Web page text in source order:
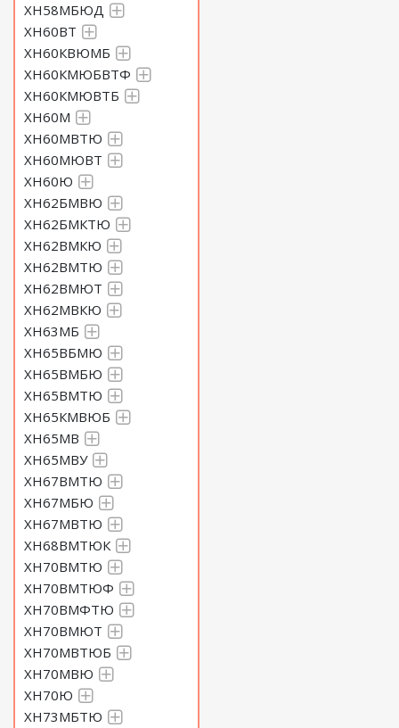
ХН58МБЮД
ХН60ВТ
ХН60КВЮМБ
ХН60КМЮБВТФ
ХН60КМЮВТБ
ХН60М
ХН60МВТЮ
ХН60МЮВТ
ХН60Ю
ХН62БМВЮ
ХН62БМКТЮ
ХН62ВМКЮ
ХН62ВМТЮ
ХН62ВМЮТ
ХН62МВКЮ
ХН63МБ
ХН65ВБМЮ
ХН65ВМБЮ
ХН65ВМТЮ
ХН65КМВЮБ
ХН65МВ
ХН65МВУ
ХН67ВМТЮ
ХН67МБЮ
ХН67МВТЮ
ХН68ВМТЮК
ХН70ВМТЮ
ХН70ВМТЮФ
ХН70ВМФТЮ
ХН70ВМЮТ
ХН70МВТЮБ
ХН70МВЮ
ХН70Ю
ХН73МБТЮ